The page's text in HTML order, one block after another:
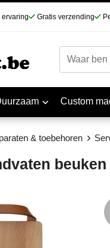
Gratis verzending
Custom
& toebehoren
beuken